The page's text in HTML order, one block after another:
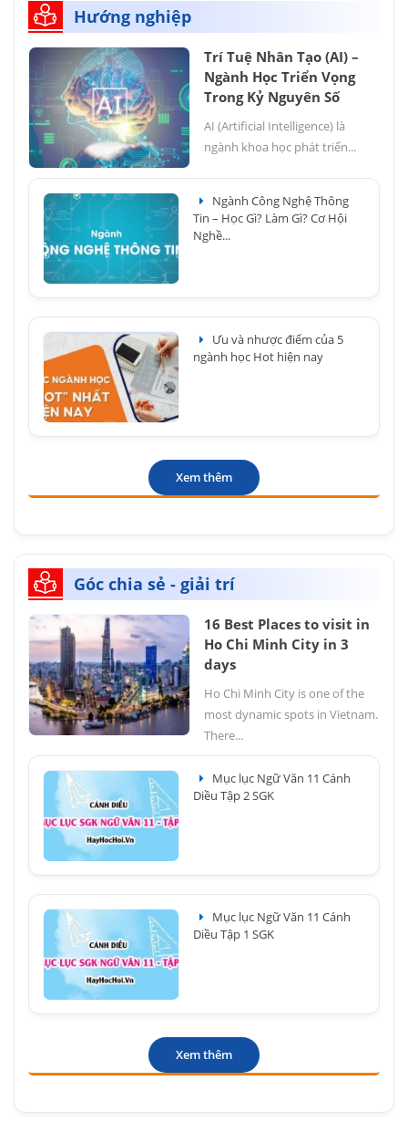
Hướng nghiệp
Trí Tuệ Nhân Tạo (AI) –
Ngành Học Triển Vọng
Trong Kỷ Nguyên Số
AI (Artificial Intelligence) là
ngành khoa học phát triển...
Ngành Công Nghệ Thông
Tin – Học Gì? Làm Gì? Cơ Hội
Nghề...
Ưu và nhược điểm của 5
ngành học Hot hiện nay
Xem thêm
Góc chia sẻ - giải trí
16 Best Places to visit in
Ho Chi Minh City in 3
days
Ho Chi Minh City is one of the
most dynamic spots in Vietnam.
There...
Mục lục Ngữ Văn 11 Cánh
Diều Tập 2 SGK
Mục lục Ngữ Văn 11 Cánh
Diều Tập 1 SGK
Xem thêm